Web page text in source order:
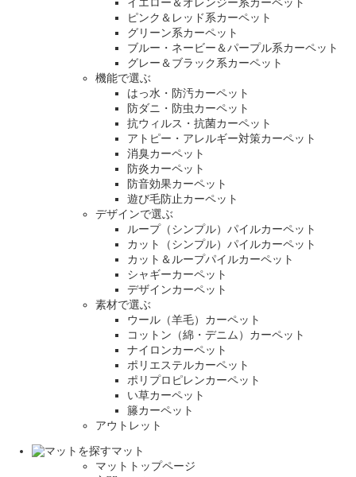
イエロー＆オレンジー系カーペット
ピンク＆レッド系カーペット
グリーン系カーペット
ブルー・ネービー＆パープル系カーペット
グレー＆ブラック系カーペット
機能で選ぶ
はっ水・防汚カーペット
防ダニ・防虫カーペット
抗ウィルス・抗菌カーペット
アトピー・アレルギー対策カーペット
消臭カーペット
防炎カーペット
防音効果カーペット
遊び毛防止カーペット
デザインで選ぶ
ループ（シンプル）パイルカーペット
カット（シンプル）パイルカーペット
カット＆ループパイルカーペット
シャギーカーペット
デザインカーペット
素材で選ぶ
ウール（羊毛）カーペット
コットン（綿・デニム）カーペット
ナイロンカーペット
ポリエステルカーペット
ポリプロピレンカーペット
い草カーペット
籐カーペット
アウトレット
マット
マットトップページ